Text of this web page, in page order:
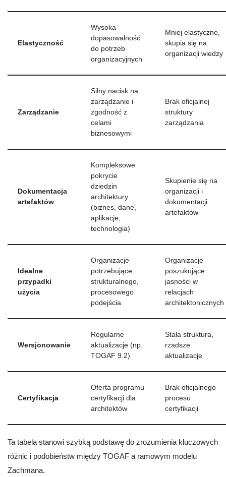
Elastyczność
Wysoka
dopasowalność
do potrzeb
organizacyjnych
Mniej elastyczne,
skupia się na
organizacji wiedzy
Zarządzanie
Silny nacisk na
zarządzanie i
zgodność z
celami
biznesowymi
Brak oficjalnej
struktury
zarządzania
Dokumentacja
artefaktów
Kompleksowe
pokrycie
dziedzin
architektury
(biznes, dane,
aplikacje,
technologia)
Skupienie się na
organizacji i
dokumentacji
artefaktów
Idealne
przypadki
użycia
Organizacje
potrzebujące
strukturalnego,
procesowego
podejścia
Organizacje
poszukujące
jasności w
relacjach
architektonicznych
Wersjonowanie
Regularne
aktualizacje (np.
TOGAF 9.2)
Stała struktura,
rzadsze
aktualizacje
Certyfikacja
Oferta programu
certyfikacji dla
architektów
Brak oficjalnego
procesu
certyfikacji
Ta tabela stanowi szybką podstawę do zrozumienia kluczowych
różnic i podobieństw między TOGAF a ramowym modelu
Zachmana.